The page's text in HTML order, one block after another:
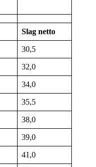
Slag netto
30,5
32,0
34,0
35,5
38,0
39,0
41,0